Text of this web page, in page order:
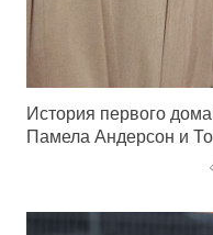
История первого
Памела Андерсон и